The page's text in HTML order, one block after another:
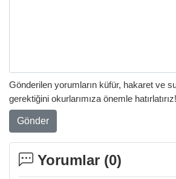
Gönderilen yorumların küfür, hakaret ve
gerektiğini okurlarımıza önemle hatırlatırız!
Gönder
Yorumlar (0)